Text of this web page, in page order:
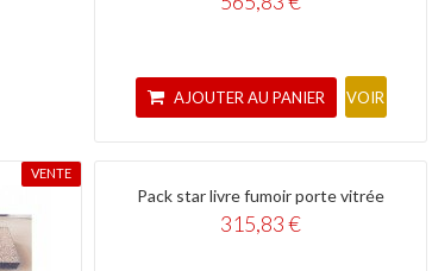
AJOUTER AU PANIER VOIR
VENTE
Pack star livre fumoir porte vitrée
315,83 €